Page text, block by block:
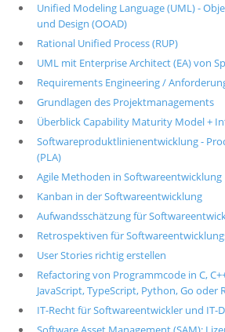
Unified Modeling Language (UML) -
und Design (OOAD)
Rational Unified Process (RUP)
UML mit Enterprise Architect (EA) von
Requirements Engineering /
Grundlagen des Projektmanagements
Überblick Capability Maturity Model +
Softwareproduktlinienentwicklung -
(PLA)
Agile Methoden in Softwareentwicklung
Kanban in der Softwareentwicklung
Aufwandsschätzung für
Retrospektiven für
User Stories richtig erstellen
Refactoring von Programmcode in C,
JavaScript, TypeScript, Python, Go oder
IT-Recht für Softwareentwickler und IT-